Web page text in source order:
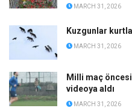
MARCH 31, 2026
Kuzgunlar
MARCH 31, 2026
Milli maç
videoya aldı
MARCH 31, 2026